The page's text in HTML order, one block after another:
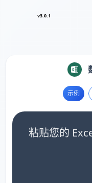
v3.0.1
示例
粘贴您的